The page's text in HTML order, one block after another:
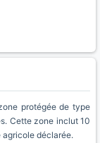
protégée de type
Cette zone inclut 10
agricole déclarée.